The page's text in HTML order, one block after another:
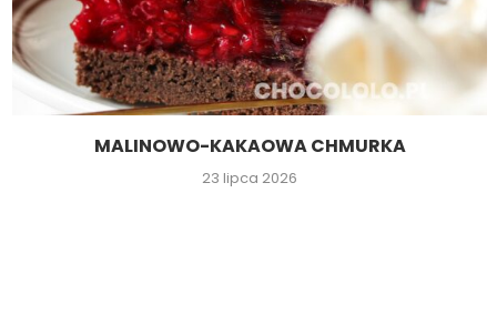
MALINOWO-KAKAOWA CHMURKA
23 lipca 2026